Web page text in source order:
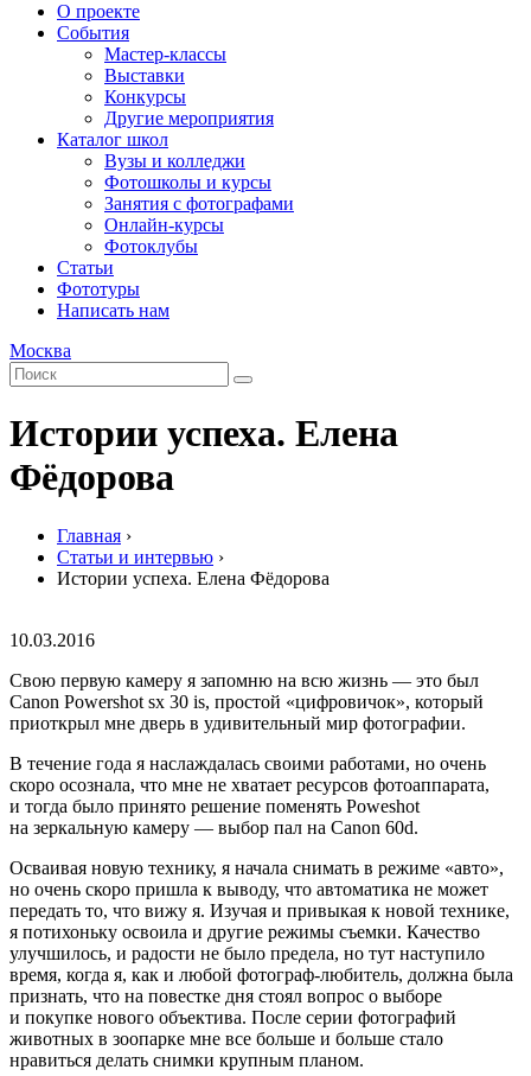
О проекте
События
Мастер-классы
Выставки
Конкурсы
Другие мероприятия
Каталог школ
Вузы и колледжи
Фотошколы и курсы
Занятия с фотографами
Онлайн-курсы
Фотоклубы
Статьи
Фототуры
Написать нам
Москва
Истории успеха. Елена
Фёдорова
Главная ›
Статьи и интервью ›
Истории успеха. Елена Фёдорова
10.03.2016
Свою первую камеру я запомню на всю жизнь — это был
Canon Powershot sx 30 is, простой «цифровичок», который
приоткрыл мне дверь в удивительный мир фотографии.
В течение года я наслаждалась своими работами, но очень
скоро осознала, что мне не хватает ресурсов фотоаппарата,
и тогда было принято решение поменять Poweshot
на зеркальную камеру — выбор пал на Canon 60d.
Осваивая новую технику, я начала снимать в режиме «авто»,
но очень скоро пришла к выводу, что автоматика не может
передать то, что вижу я. Изучая и привыкая к новой технике,
я потихоньку освоила и другие режимы съемки. Качество
улучшилось, и радости не было предела, но тут наступило
время, когда я, как и любой фотограф-любитель, должна была
признать, что на повестке дня стоял вопрос о выборе
и покупке нового объектива. После серии фотографий
животных в зоопарке мне все больше и больше стало
нравиться делать снимки крупным планом.